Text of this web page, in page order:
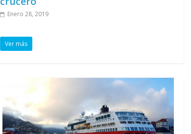
Enero 28, 2019
Ver más